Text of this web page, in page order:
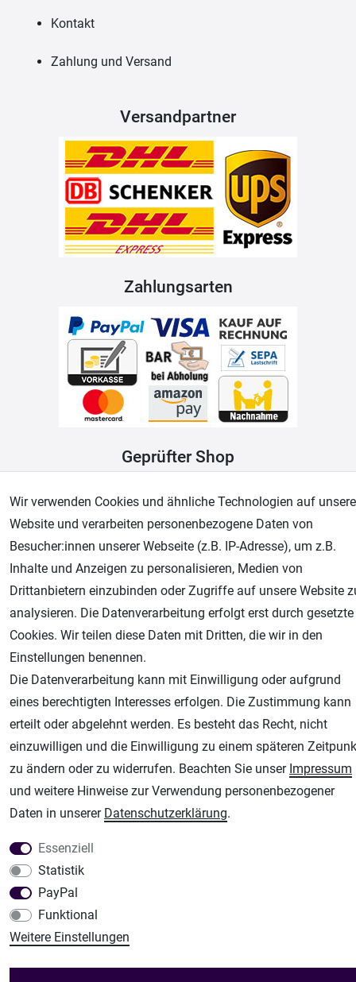
Kontakt
Zahlung und Versand
Versandpartner
Zahlungsarten
Geprüfter Shop
AGB Widerrufsrecht Datenschutz Impressum
Unsere weiteren Shops:
Airbrush-City
Fachhandel für: Airbrushpistolen, Kompressoren, Airbrushfarben
Modellbau-City
Modellbau Shop
Schneideplotter, Transferpressen, Siebdruck und Plotterfolien
Im Shop Kaufen
Küchen Zubehör - Haus/Garten - Tierbedarf
Wir verwenden Cookies und ähnliche Technologien auf
Website und verarbeiten personenbezogene Daten von
Besucher:innen unserer Webseite (z.B. IP-Adresse), um z.B.
Inhalte und Anzeigen zu personalisieren, Medien von
Drittanbietern einzubinden oder Zugriffe auf unsere Website
analysieren. Die Datenverarbeitung erfolgt erst durch gesetzte
Cookies. Wir teilen diese Daten mit Dritten, die wir in den
Einstellungen benennen.
Die Datenverarbeitung kann mit Einwilligung oder aufgrund
eines berechtigten Interesses erfolgen. Die Zustimmung kann
erteilt oder abgelehnt werden. Es besteht das Recht, nicht
einzuwilligen und die Einwilligung zu einem späteren
zu ändern oder zu widerrufen. Beachten Sie unser Impressum
und weitere Hinweise zur Verwendung personenbezogener
Daten in unserer Daten­schutz­erklärung.
Essenziell
Statistik
PayPal
Funktional
Weitere Einstellungen